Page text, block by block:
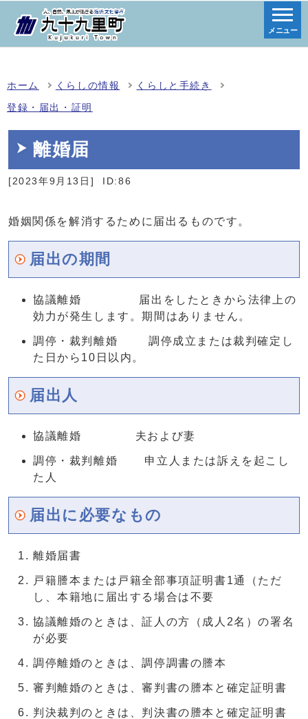
メニュー
ホーム くらしの情報 くらしと手続き
登録・届出・証明
離婚届
[2023年9月13日] ID:86
婚姻関係を解消するために届出るものです。
届出の期間
協議離婚 届出をしたときから法律上の
効力が発生します。期間はありません。
調停・裁判離婚 調停成立または裁判確定し
た日から10日以内。
届出人
協議離婚 夫および妻
調停・裁判離婚 申立人または訴えを起こし
た人
届出に必要なもの
離婚届書
戸籍謄本または戸籍全部事項証明書1通（ただ
し、本籍地に届出する場合は不要
協議離婚のときは、証人の方（成人2名）の署名
が必要
調停離婚のときは、調停調書の謄本
審判離婚のときは、審判書の謄本と確定証明書
判決裁判のときは、判決書の謄本と確定証明書